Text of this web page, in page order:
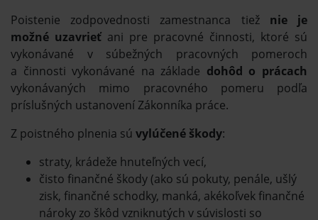
Poistenie zodpovednosti zamestnanca tiež nie je
možné uzavrieť ani pre pracovné činnosti, ktoré sú
vykonávané v súbežných pracovných pomeroch
a činnosti vykonávané na základe dohôd o prácach
vykonávaných mimo pracovného pomeru podľa
príslušných ustanovení Zákonníka práce.
Z poistného plnenia sú vylúčené škody:
straty, krádeže hnuteľných vecí,
čisto finančné škody (ako sú pokuty, penále, ušlý
zisk, finančné schodky, manká, akékoľvek finančné
nároky zo škôd vzniknutých v súvislosti so